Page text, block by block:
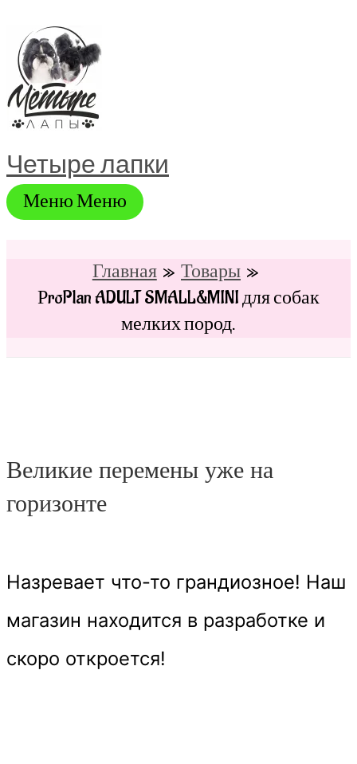
содержимому
Четыре лапки
МенюМеню
Главная
Товары
РroPlan ADULT SMALL&MINI для собак
мелких пород.
Великие перемены уже на
горизонте
Назревает что-то грандиозное! Наш
магазин находится в разработке и
скоро откроется!